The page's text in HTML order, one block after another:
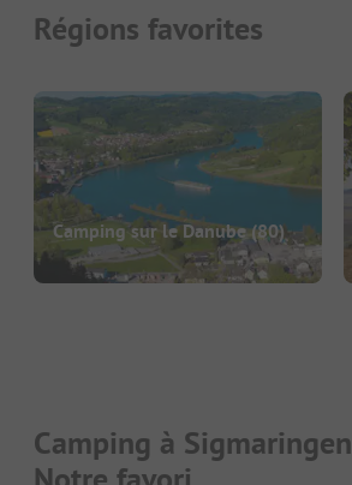
Régions favorites
Camping sur le Danube(80)
Camping à Sigmaringen